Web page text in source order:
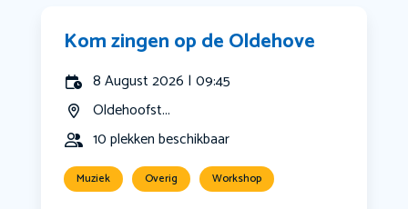
Kom zingen op de Oldehove
8 August 2026 | 09:45
Oldehoofst...
10 plekken beschikbaar
Muziek Overig Workshop